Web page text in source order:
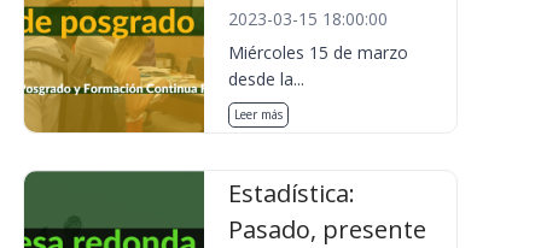
2023-03-15 18:00:00
Miércoles 15 de marzo
desde la...
Leer más
Estadística:
Pasado, presente